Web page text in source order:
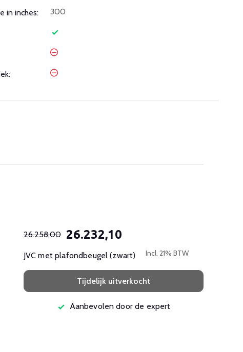
in inches: 300
26.258,00 26.232,10
JVC met plafondbeugel (zwart) Incl. 21% BTW
Tijdelijk uitverkocht
Aanbevolen door de expert